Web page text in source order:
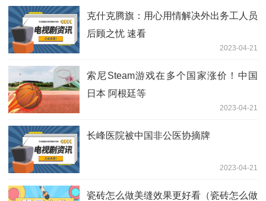
克什克腾旗：用心用情解决外出务工人员
后顾之忧 速看
2023-04-21
索尼Steam游戏在多个国家涨价！中国
日本 阿根廷等
2023-04-21
长峰医院被中国非公医协摘牌
2023-04-21
瓷砖怎么做美缝效果更好看（瓷砖怎么做